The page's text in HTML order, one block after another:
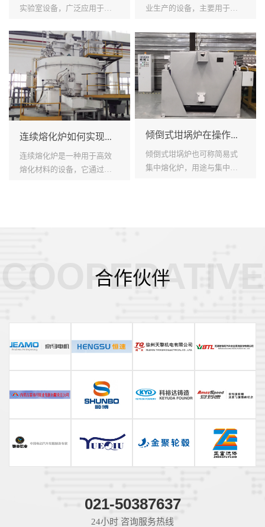
实验室设备，广泛应用于许
功能和应用，以下是其中一
些主要的用途： 1. 高温热处
理：燃气式坩埚炉可以提供
高温环境...
业生产的设备，主要用于将
过程。其工作原理是通过加
热固体物质，使其达到熔化
点，从而转化为液态。本文
将介绍连续熔化...
连续熔化炉如何实现材料高效熔化？
连续熔化炉是一种用于高效
熔化材料的设备，它通过连
倾倒式坩埚炉在操作中的优势？
倾倒式坩埚炉也可称简易式
集中熔化炉，用途与集中熔
合作伙伴
COOPERATIVE
021-50387637
24小时 咨询服务热线